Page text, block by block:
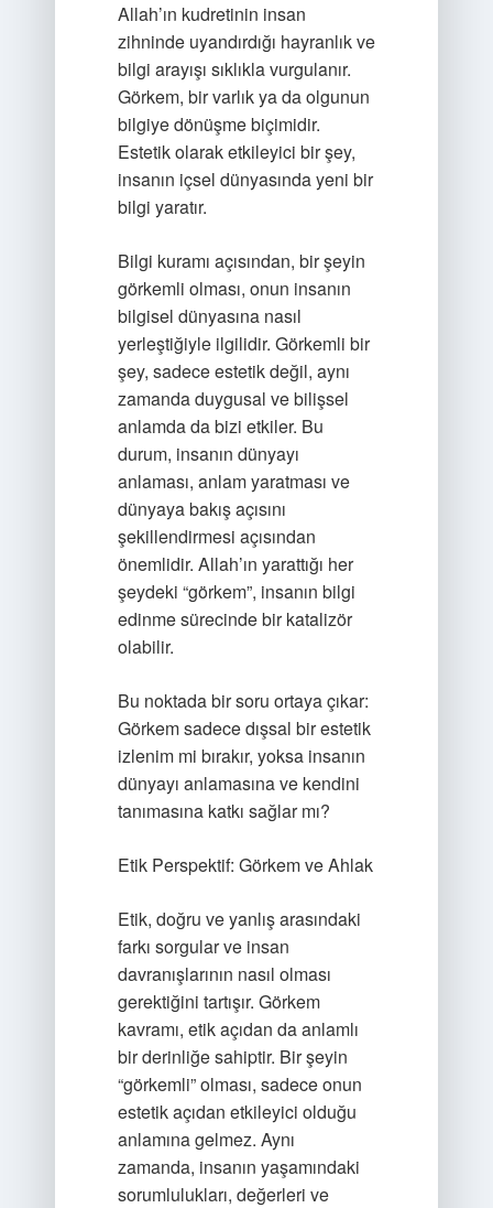
Allah’ın kudretinin insan
zihninde uyandırdığı hayranlık ve
bilgi arayışı sıklıkla vurgulanır.
Görkem, bir varlık ya da olgunun
bilgiye dönüşme biçimidir.
Estetik olarak etkileyici bir şey,
insanın içsel dünyasında yeni bir
bilgi yaratır.
Bilgi kuramı açısından, bir şeyin
görkemli olması, onun insanın
bilgisel dünyasına nasıl
yerleştiğiyle ilgilidir. Görkemli bir
şey, sadece estetik değil, aynı
zamanda duygusal ve bilişsel
anlamda da bizi etkiler. Bu
durum, insanın dünyayı
anlaması, anlam yaratması ve
dünyaya bakış açısını
şekillendirmesi açısından
önemlidir. Allah’ın yarattığı her
şeydeki “görkem”, insanın bilgi
edinme sürecinde bir katalizör
olabilir.
Bu noktada bir soru ortaya çıkar:
Görkem sadece dışsal bir estetik
izlenim mi bırakır, yoksa insanın
dünyayı anlamasına ve kendini
tanımasına katkı sağlar mı?
Etik Perspektif: Görkem ve Ahlak
Etik, doğru ve yanlış arasındaki
farkı sorgular ve insan
davranışlarının nasıl olması
gerektiğini tartışır. Görkem
kavramı, etik açıdan da anlamlı
bir derinliğe sahiptir. Bir şeyin
“görkemli” olması, sadece onun
estetik açıdan etkileyici olduğu
anlamına gelmez. Aynı
zamanda, insanın yaşamındaki
sorumlulukları, değerleri ve